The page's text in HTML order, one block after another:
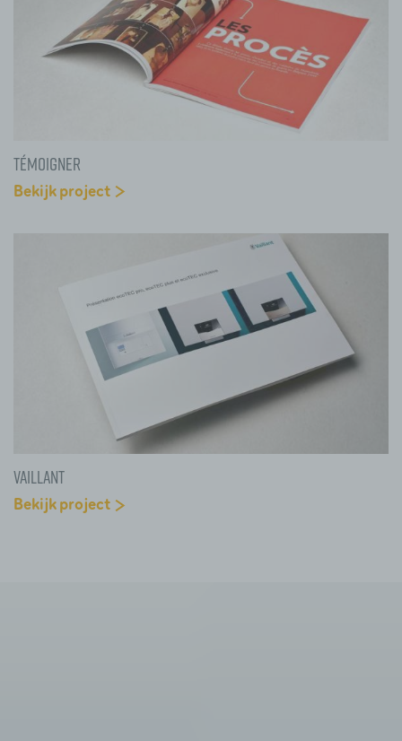
Témoigner
Bekijk project
Vaillant
Bekijk project